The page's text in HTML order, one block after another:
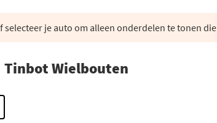
je auto om alleen onderdelen te tonen
Tinbot Wielbouten